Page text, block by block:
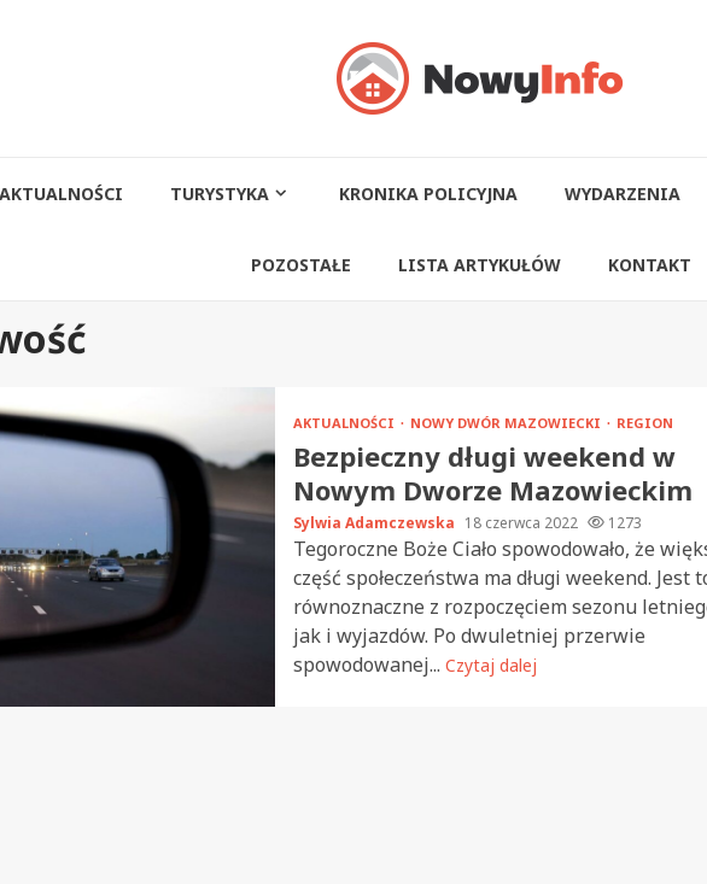
AKTUALNOŚCI TURYSTYKA KRONIKA POLICYJNA WYDARZENIA
POZOSTAŁE LISTA ARTYKUŁÓW KONTAKT
AKTUALNOŚCI NOWY DWÓR MAZOWIECKI REGION
Bezpieczny długi weekend w
Nowym Dworze Mazowieckim
Sylwia Adamczewska 18 czerwca 2022 1273
Tegoroczne Boże Ciało spowodowało, że
część społeczeństwa ma długi weekend. Jest
równoznaczne z rozpoczęciem sezonu
jak i wyjazdów. Po dwuletniej przerwie
spowodowanej... Czytaj dalej